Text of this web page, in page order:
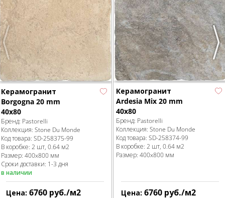
Previous
Керамогранит
Borgogna 20 mm
40x80
Бренд: Pastorelli
Коллекция: Stone Du Monde
Код товара: SD-258375-99
В коробке: 2 шт, 0.64 м2
Размер: 400x800 мм
Сроки доставки: 1-3 дня
в наличии
Цена: 6760 руб./м2
Керамогранит
Ardesia Mix 20 mm
40x80
Бренд: Pastorelli
Коллекция: Stone Du Monde
Код товара: SD-258374-99
В коробке: 2 шт, 0.64 м2
Размер: 400x800 мм
Цена: 6760 руб./м2